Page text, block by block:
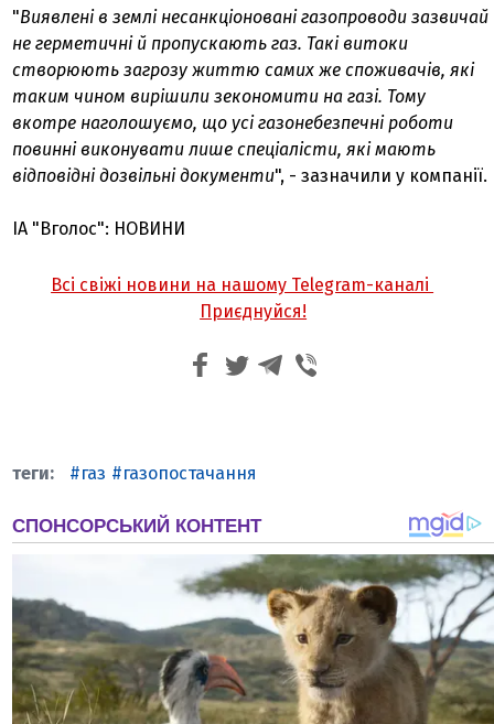
"Виявлені в землі несанкціоновані газопроводи зазвичай
не герметичні й пропускають газ. Такі витоки
створюють загрозу життю самих же споживачів, які
таким чином вирішили зекономити на газі. Тому
вкотре наголошуємо, що усі газонебезпечні роботи
повинні виконувати лише спеціалісти, які мають
відповідні дозвільні документи", - зазначили у компанії.
ІА "Вголос": НОВИНИ
Всі свіжі новини на нашому Telegram-каналі
Приєднуйся!
газ газопостачання